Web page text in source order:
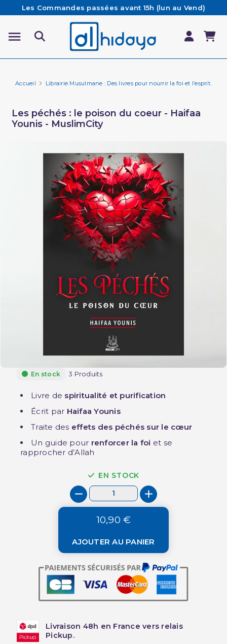
Les Commandes passées avant 15h (lun au Vend)
sont préparées et expédiées le jour même
Besoin d'aide ? Retrouvez notre FAQ
Livraison offerte à partir de 65€ d'achat*
Accueil Librairie Musulmane : Des livres pour nourrir la foi et l’esprit.
Les péchés : le poison du coeur - Haifaa
Younis - MuslimCity
En stock 3 Produits
Livre de spiritualité et purification
Écrit par Haifaa Younis
Traite des effets des péchés sur le cœur
Un guide pour renforcer la foi et se
rapprocher d’Allah
EN STOCK
10,90 €
AJOUTER AU PANIER
Livraison 48h en France vers relais
Pickup.